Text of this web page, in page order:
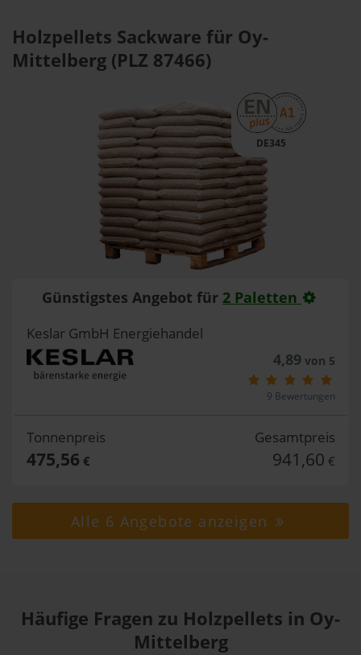
Holzpellets Sackware für Oy-
Mittelberg (PLZ 87466)
DE345
Günstigstes Angebot für 2 Paletten
Keslar GmbH Energiehandel
4,89von 5
9 Bewertungen
Tonnenpreis
475,56 €
Gesamtpreis
941,60 €
Alle 6 Angebote anzeigen
Häufige Fragen zu Holzpellets in Oy-
Mittelberg